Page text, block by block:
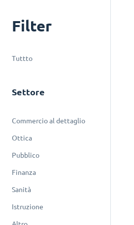
Filter
Tuttto
Settore
Commercio al dettaglio
Ottica
Pubblico
Finanza
Sanità
Istruzione